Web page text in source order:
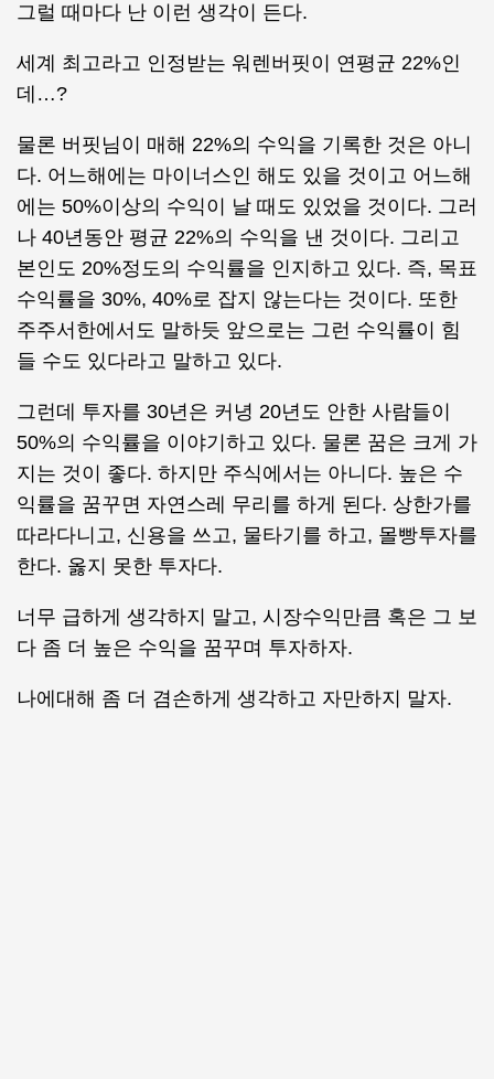
그럴 때마다 난 이런 생각이 든다.
세계 최고라고 인정받는 워렌버핏이 연평균 22%인
데…?
물론 버핏님이 매해 22%의 수익을 기록한 것은 아니
다. 어느해에는 마이너스인 해도 있을 것이고 어느해
에는 50%이상의 수익이 날 때도 있었을 것이다. 그러
나 40년동안 평균 22%의 수익을 낸 것이다. 그리고
본인도 20%정도의 수익률을 인지하고 있다. 즉, 목표
수익률을 30%, 40%로 잡지 않는다는 것이다. 또한
주주서한에서도 말하듯 앞으로는 그런 수익률이 힘
들 수도 있다라고 말하고 있다.
그런데 투자를 30년은 커녕 20년도 안한 사람들이
50%의 수익률을 이야기하고 있다. 물론 꿈은 크게 가
지는 것이 좋다. 하지만 주식에서는 아니다. 높은 수
익률을 꿈꾸면 자연스레 무리를 하게 된다. 상한가를
따라다니고, 신용을 쓰고, 물타기를 하고, 몰빵투자를
한다. 옳지 못한 투자다.
너무 급하게 생각하지 말고, 시장수익만큼 혹은 그 보
다 좀 더 높은 수익을 꿈꾸며 투자하자.
나에대해 좀 더 겸손하게 생각하고 자만하지 말자.